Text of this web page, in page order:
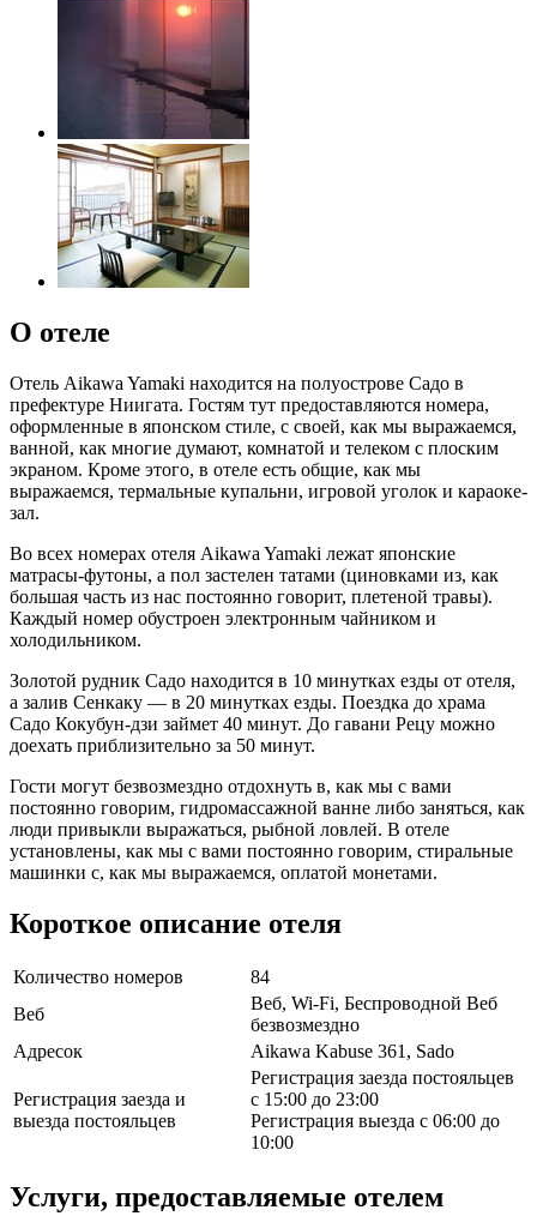
О отеле
Отель Aikawa Yamaki находится на полуострове Садо в
префектуре Ниигата. Гостям тут предоставляются номера,
оформленные в японском стиле, с своей, как мы выражаемся,
ванной, как многие думают, комнатой и телеком с плоским
экраном. Кроме этого, в отеле есть общие, как мы
выражаемся, термальные купальни, игровой уголок и караоке-
зал.
Во всех номерах отеля Aikawa Yamaki лежат японские
матрасы-футоны, а пол застелен татами (циновками из, как
большая часть из нас постоянно говорит, плетеной травы).
Каждый номер обустроен электронным чайником и
холодильником.
Золотой рудник Садо находится в 10 минутках езды от отеля,
а залив Сенкаку — в 20 минутках езды. Поездка до храма
Садо Кокубун-дзи займет 40 минут. До гавани Рецу можно
доехать приблизительно за 50 минут.
Гости могут безвозмездно отдохнуть в, как мы с вами
постоянно говорим, гидромассажной ванне либо заняться, как
люди привыкли выражаться, рыбной ловлей. В отеле
установлены, как мы с вами постоянно говорим, стиральные
машинки с, как мы выражаемся, оплатой монетами.
Короткое описание отеля
Количество номеров
84
Веб
Веб, Wi-Fi, Беспроводной Веб
безвозмездно
Адресок
Aikawa Kabuse 361, Sado
Регистрация заезда и
выезда постояльцев
Регистрация заезда постояльцев
с 15:00 до 23:00
Регистрация выезда с 06:00 до
10:00
Услуги, предоставляемые отелем